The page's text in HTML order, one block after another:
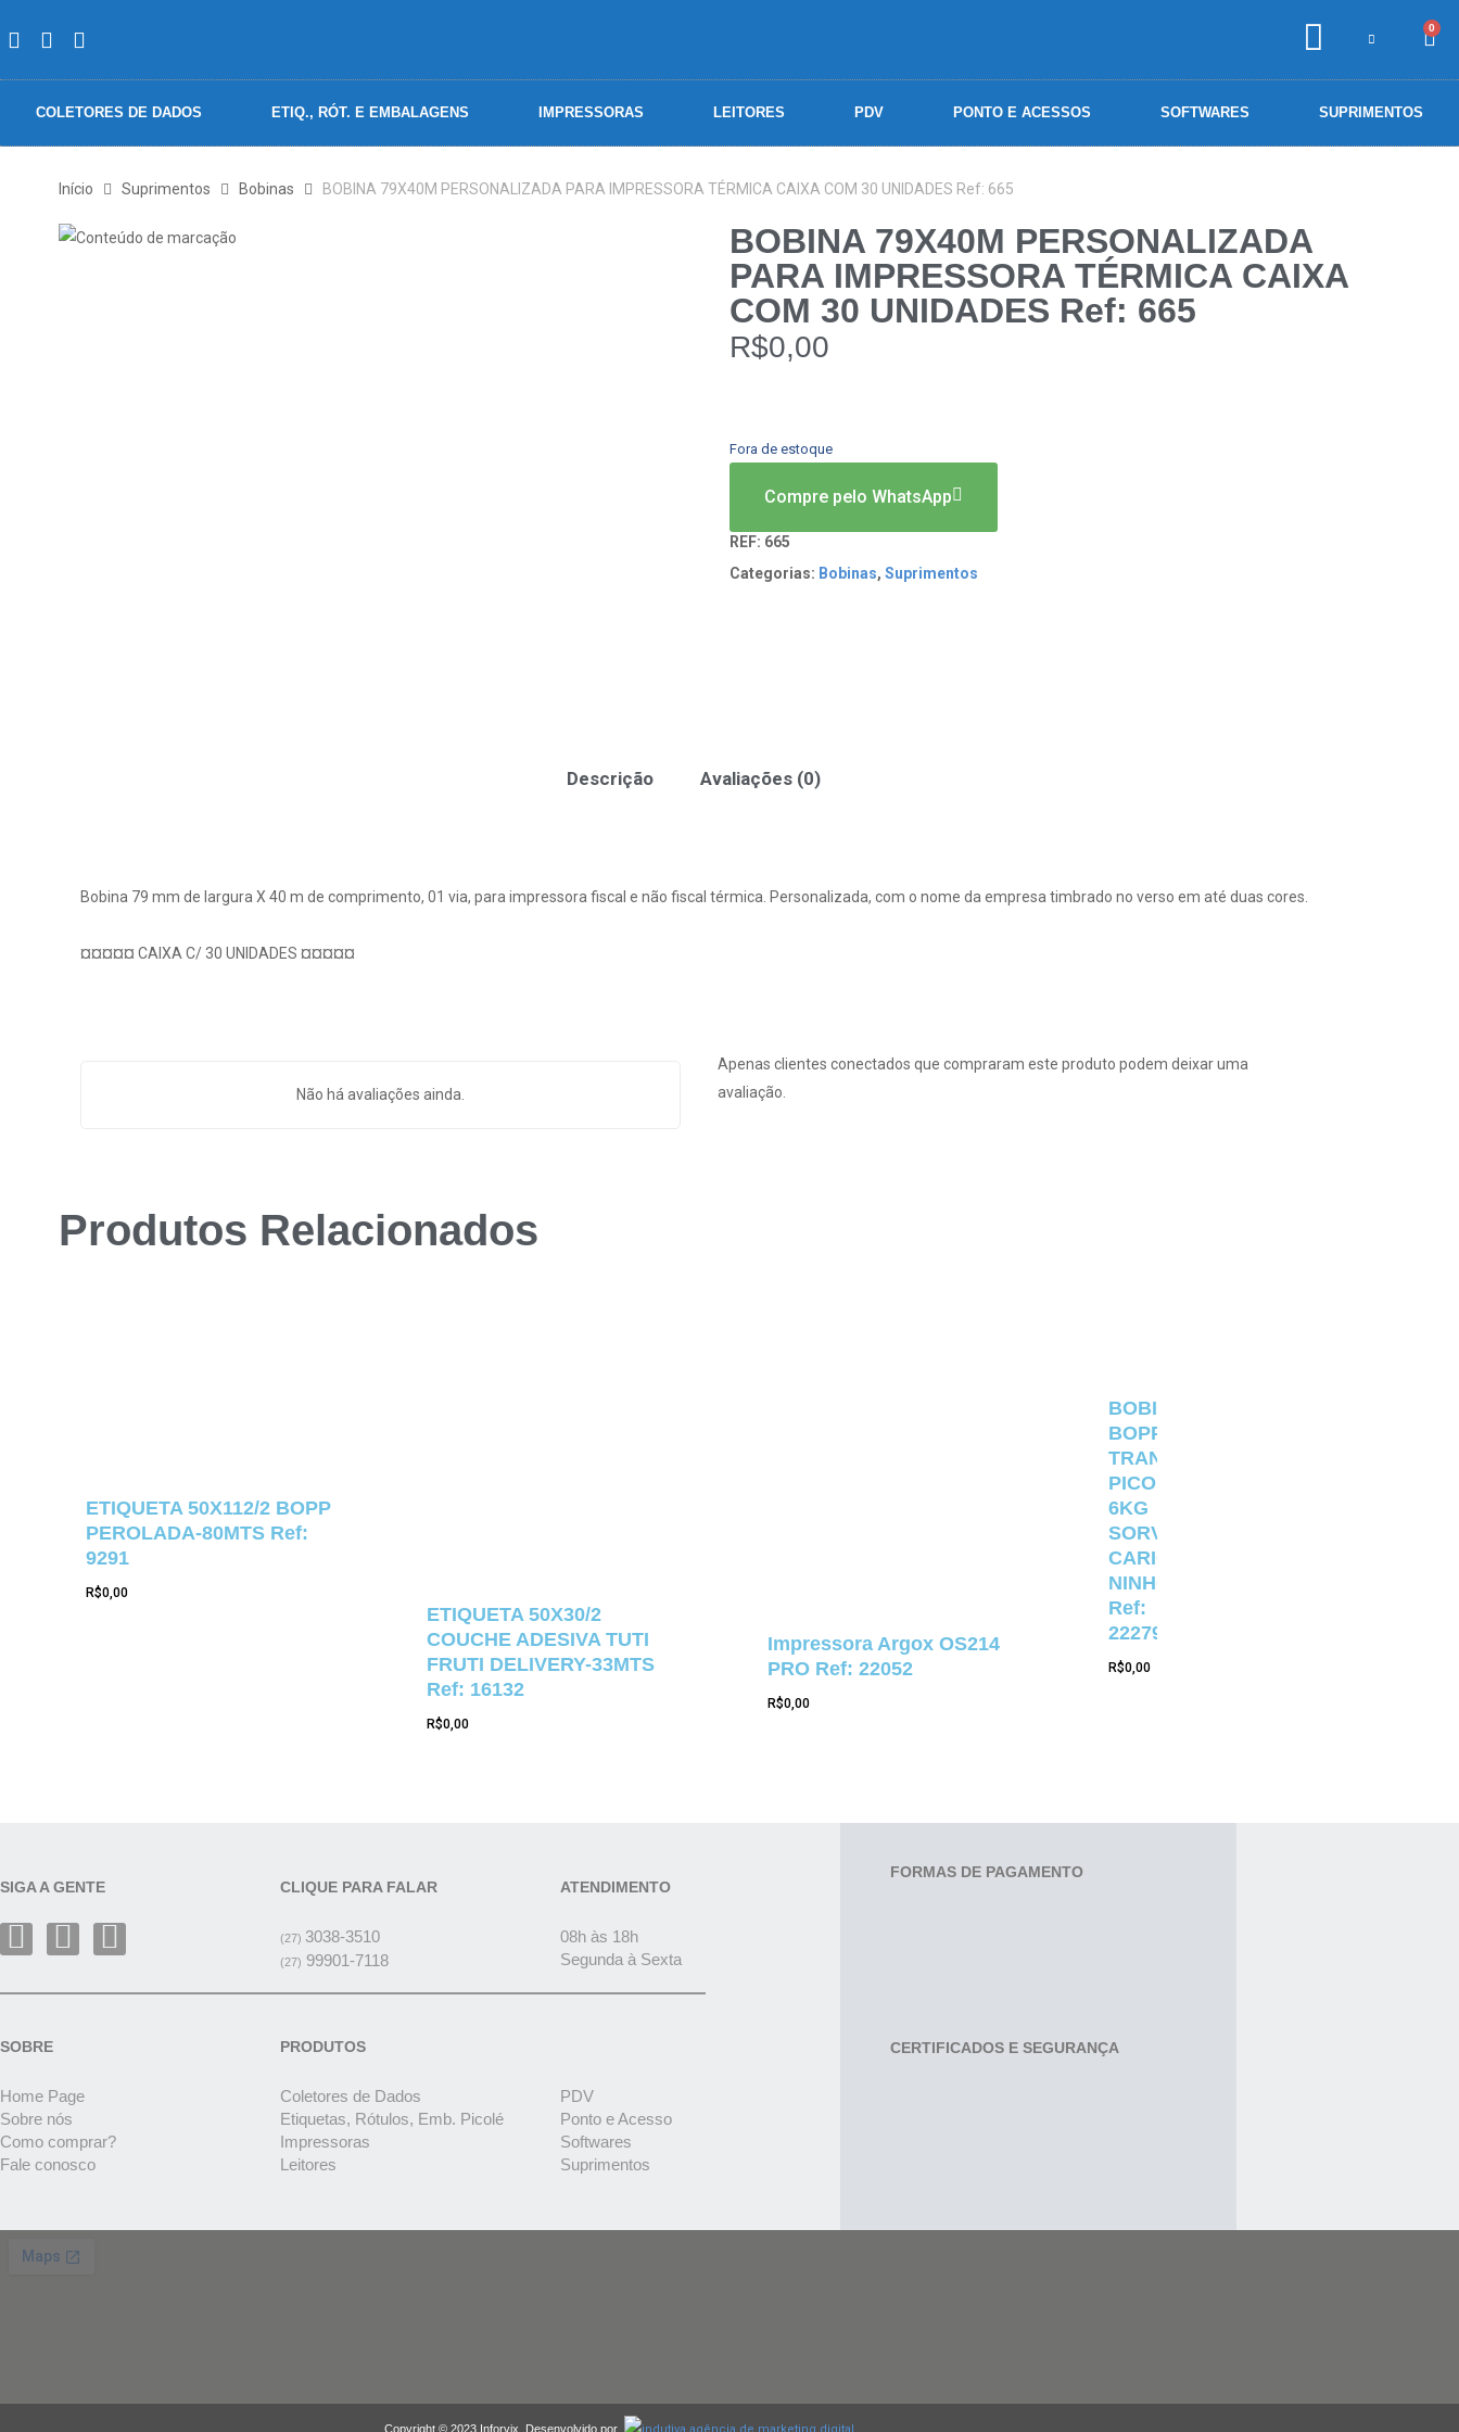
0
COLETORES DE DADOS ETIQ., RÓT. E EMBALAGENS IMPRESSORAS LEITORES PDV PONTO E ACESSOS SOFTWARES SUPRIMENTOS
Início Suprimentos Bobinas BOBINA 79X40M PERSONALIZADA PARA IMPRESSORA TÉRMICA CAIXA COM 30 UNIDADES Ref: 665
BOBINA 79X40M PERSONALIZADA
PARA IMPRESSORA TÉRMICA CAIXA
COM 30 UNIDADES Ref: 665
R$0,00
Fora de estoque
Compre pelo WhatsApp
REF: 665
Categorias: Bobinas, Suprimentos
Descrição Avaliações (0)
Bobina 79 mm de largura X 40 m de comprimento, 01 via, para impressora fiscal e não fiscal térmica. Personalizada, com o nome da empresa timbrado no verso em até duas cores.
¤¤¤¤¤ CAIXA C/ 30 UNIDADES ¤¤¤¤¤
Não há avaliações ainda.
Apenas clientes conectados que compraram este produto podem deixar uma
avaliação.
Produtos Relacionados
ETIQUETA 50X112/2 BOPP
PEROLADA-80MTS Ref:
9291
R$0,00
ETIQUETA 50X30/2
COUCHE ADESIVA TUTI
FRUTI DELIVERY-33MTS
Ref: 16132
R$0,00
Impressora Argox OS214
PRO Ref: 22052
R$0,00
BOBINA
BOPP
TRANSPARENTE
PICOLÉ
6KG
SORVETERIA
CARIOCA
NINHO
Ref:
22279
R$0,00
SIGA A GENTE CLIQUE PARA FALAR
(27) 3038-3510
(27) 99901-7118
ATENDIMENTO
08h às 18h
Segunda à Sexta
SOBRE
Home Page
Sobre nós
Como comprar?
Fale conosco
PRODUTOS
Coletores de Dados
Etiquetas, Rótulos, Emb. Picolé
Impressoras
Leitores
PDV
Ponto e Acesso
Softwares
Suprimentos
FORMAS DE PAGAMENTO
CERTIFICADOS E SEGURANÇA
Copyright © 2023 Inforvix. Desenvolvido por